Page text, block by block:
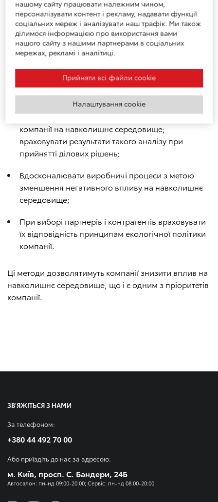
Відстежувати та аналізувати природоохоронні
вимоги і своєчасно реагувати на їх зміну;
Підвищувати обізнаність і залученість персоналу
компанії в сфері охорони навколишнього
середовища і забезпечувати належний рівень
розуміння важливості екологічних аспектів;
Регулярно здійснювати аналіз впливу діяльності
компанії на навколишнє середовище;
враховувати результати такого аналізу при
прийнятті ділових рішень;
Вдосконалювати виробничі процеси з метою
зменшення негативного впливу на навколишнє
середовище;
При виборі партнерів і контрагентів враховувати
їх відповідність принципам екологічної політики
компанії.
Ці методи дозволятимуть компанії знизити вплив на
навколишнє середовище, що і є одним з пріоритетів
компанії.
ЗВ'ЯЖІТЬСЯ З НАМИ
За телефоном:
+380 44 492 70 00
Або приїздіть до нас за адресою:
м. Київ, просп. С. Бандери, 24Б
Автосалон: пн-нд 09:00-20:00; Сервіс: пн-нд 08:00-20:00
нашому сайту працювати належним чином,
персоналізувати контент і рекламу, надавати функції
соціальних мереж і аналізувати наш трафік. Ми також
ділимося інформацією про використання вами
нашого сайту з нашими партнерами в соціальних
мережах, рекламі і аналітиці.
Прийняти всі файли сookie
Налаштування cookie